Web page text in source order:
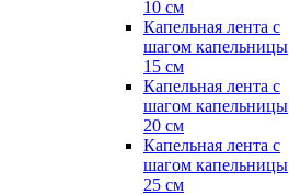
10 см
Капельная лента с
шагом капельницы
15 см
Капельная лента с
шагом капельницы
20 см
Капельная лента с
шагом капельницы
25 см